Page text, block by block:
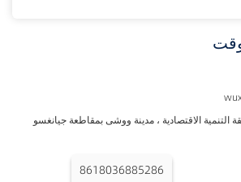
الاقتصادية ، مدينة ووشى بمقاطعة جيانغسو
8618036885286